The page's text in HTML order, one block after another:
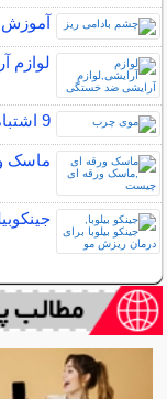
آموزش
لوازم
9 اشتباه که موهای شما را چرب می‌کند!
ماسک